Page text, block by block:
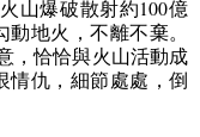
山爆破散射約100億
動地火，不離不棄。
，恰恰與火山活動成
情仇 ， 細節處處 ，倒